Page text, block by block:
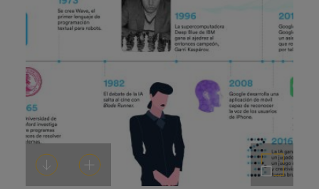
DescargarAñadir al carrito Ampliar imagen